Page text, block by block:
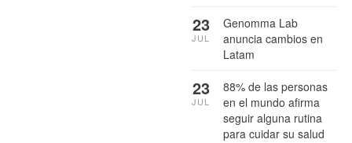
Genomma Lab
anuncia cambios en
Latam
23
JUL
88% de las personas
en el mundo afirma
seguir alguna rutina
para cuidar su salud
23
JUL